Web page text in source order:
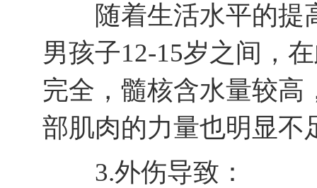
随着生活水平的提高
男孩子12-15岁之间，
完全，髓核含水量较高
部肌肉的力量也明显不
3.外伤导致：